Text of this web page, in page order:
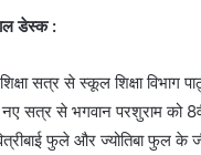
डेस्क :
सत्र से स्कूल शिक्षा
सत्र से भगवान परशुराम को
फुले और ज्योतिबा फुल के